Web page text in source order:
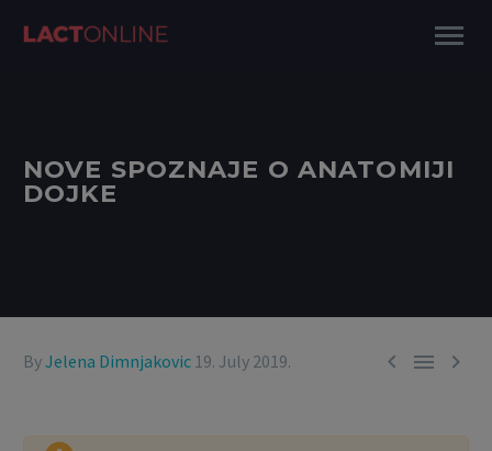
NOVE SPOZNAJE O ANATOMIJI
DOJKE
  
ByJelena Dimnjakovic 19. July 2019.